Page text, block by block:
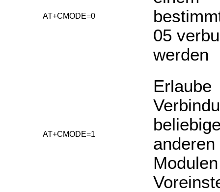
AT+CMODE=0
05
werden
AT+CMODE=1
Erlaube
anderen